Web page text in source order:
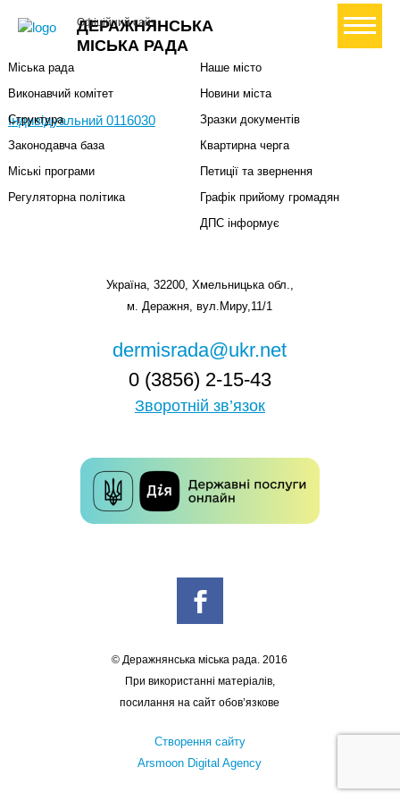
ДЕРАЖНЯНСЬКА
МІСЬКА РАДА
Офіційний сайт+ Створити петицію
Індивідуальний 0116030
Міський голова
Міська рада
Виконавчий комітет
Структура
Законодавча база
Міські програми
Регуляторна політика
Наше місто
Новини міста
Зразки документів
Квартирна черга
Петиції та звернення
Графік прийому громадян
ДПС інформує
Україна, 32200, Хмельницька обл.,
м. Деражня, вул.Миру,11/1
dermisrada@ukr.net
0 (3856) 2-15-43
Зворотній зв’язок
© Деражнянська міська рада. 2016
При використанні матеріалів,
посилання на сайт обов’язкове
Створення сайту
Arsmoon Digital Agency